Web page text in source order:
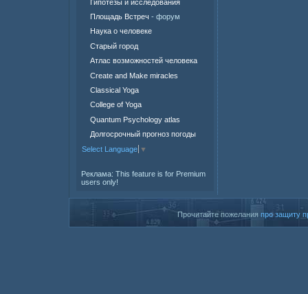
Гипотезы и исследования
Площадь Встреч - форум
Наука о человеке
Старый город
Атлас возможностей человека
Create and Make miracles
Classical Yoga
College of Yoga
Quantum Psychology atlas
Долгосрочный прогноз погоды
Select Language ▼
Реклама: This feature is for Premium
users only!
Прочитайте пожелания про защиту